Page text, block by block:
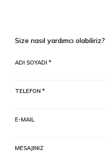
Size nasıl yardımcı olabiliriz?
ADI SOYADI *
TELEFON *
E-MAIL
MESAJINIZ